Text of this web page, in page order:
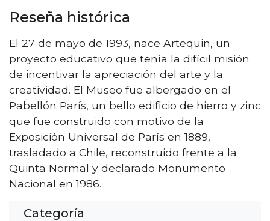
Reseña histórica
El 27 de mayo de 1993, nace Artequin, un
proyecto educativo que tenía la difícil misión
de incentivar la apreciación del arte y la
creatividad. El Museo fue albergado en el
Pabellón París, un bello edificio de hierro y zinc
que fue construido con motivo de la
Exposición Universal de París en 1889,
trasladado a Chile, reconstruido frente a la
Quinta Normal y declarado Monumento
Nacional en 1986.
Categoría